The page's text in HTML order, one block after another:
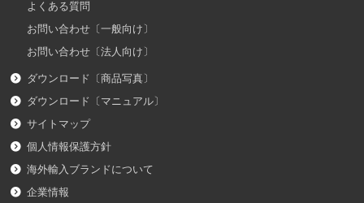
よくある質問
お問い合わせ〔一般向け〕
お問い合わせ〔法人向け〕
ダウンロード〔商品写真〕
ダウンロード〔マニュアル〕
サイトマップ
個人情報保護方針
海外輸入ブランドについて
企業情報